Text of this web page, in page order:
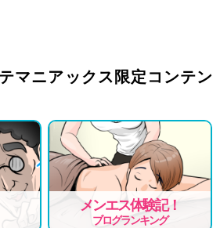
マニアックス限定コンテン
メンエス体験記！
ブログランキング